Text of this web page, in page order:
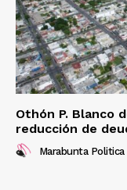
Othón P. Blanco
reducción de
Marabunta Politica